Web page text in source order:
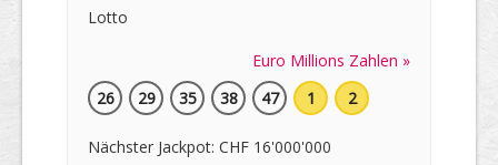
Euro Millions Zahlen »
26
29 35 38 47 1 2
Nächster Jackpot: CHF 16'000'000